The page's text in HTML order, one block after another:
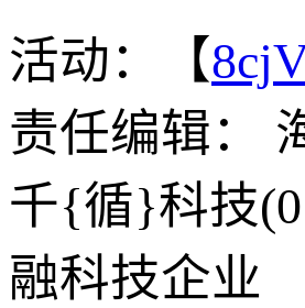
活动：【
责任编辑：
千{循}科技
融科技企业